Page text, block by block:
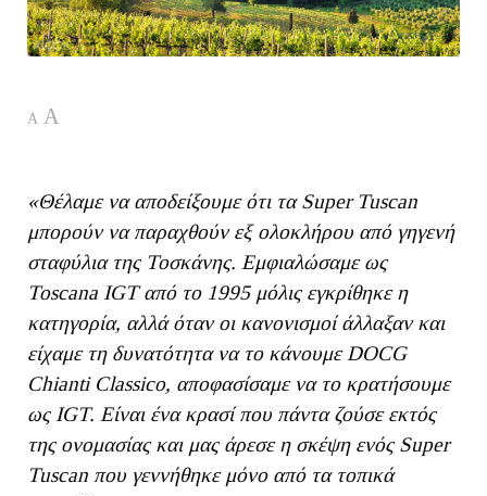
A A
«Θέλαμε να αποδείξουμε ότι τα Super Tuscan
μπορούν να παραχθούν εξ ολοκλήρου από γηγενή
σταφύλια της Τοσκάνης. Εμφιαλώσαμε ως
Toscana IGT από το 1995 μόλις εγκρίθηκε η
κατηγορία, αλλά όταν οι κανονισμοί άλλαξαν και
είχαμε τη δυνατότητα να το κάνουμε DOCG
Chianti Classico, αποφασίσαμε να το κρατήσουμε
ως IGT. Είναι ένα κρασί που πάντα ζούσε εκτός
της ονομασίας και μας άρεσε η σκέψη ενός Super
Tuscan που γεννήθηκε μόνο από τα τοπικά